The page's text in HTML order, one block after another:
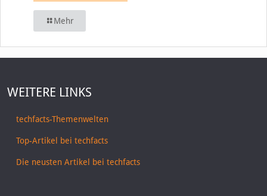
Mehr
WEITERE LINKS
techfacts-Themenwelten
Top-Artikel bei techfacts
Die neusten Artikel bei techfacts